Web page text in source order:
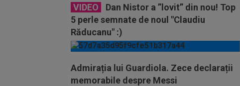
VIDEO
Dan Nistor a ”lovit” din nou! Top
5 perle semnate de noul "Claudiu
Răducanu" :)
Admirația lui Guardiola. Zece declarații
memorabile despre Messi